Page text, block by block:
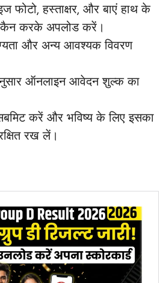
फोटो, हस्ताक्षर, और बाएं हाथ के
करके अपलोड करें।
और अन्य आवश्यक विवरण
ऑनलाइन आवेदन शुल्क का
करें और भविष्य के लिए इसका
रख लें।